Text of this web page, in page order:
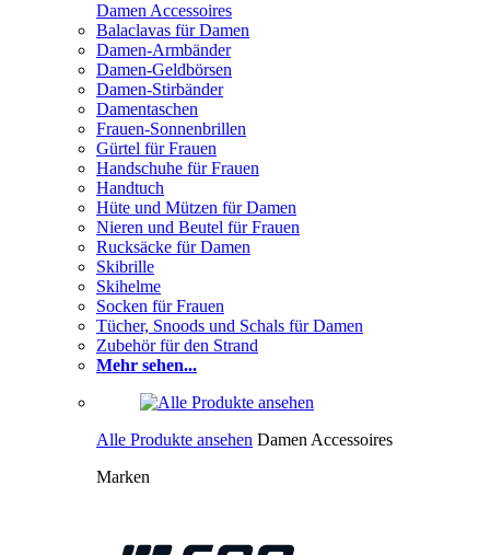
Damen Accessoires
Balaclavas für Damen
Damen-Armbänder
Damen-Geldbörsen
Damen-Stirbänder
Damentaschen
Frauen-Sonnenbrillen
Gürtel für Frauen
Handschuhe für Frauen
Handtuch
Hüte und Mützen für Damen
Nieren und Beutel für Frauen
Rucksäcke für Damen
Skibrille
Skihelme
Socken für Frauen
Tücher, Snoods und Schals für Damen
Zubehör für den Strand
Mehr sehen...
Alle Produkte ansehen Damen Accessoires
Marken